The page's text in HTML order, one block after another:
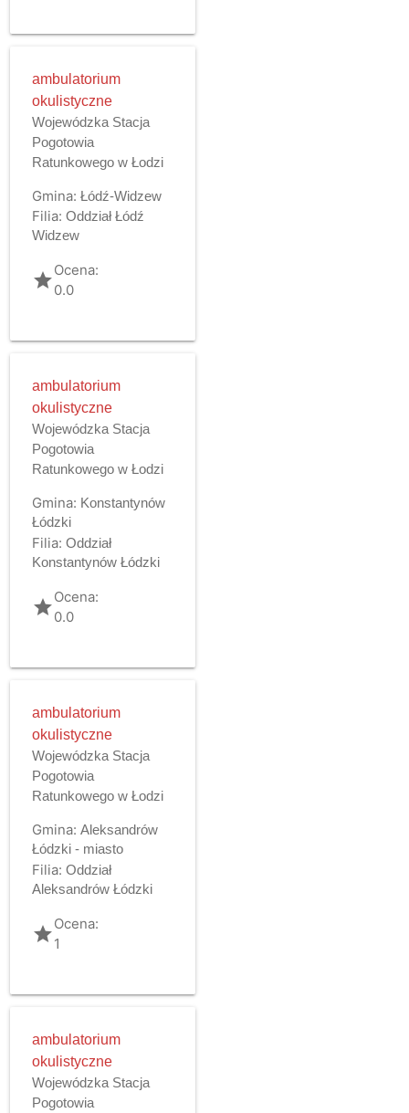
ambulatorium
okulistyczne
Wojewódzka Stacja
Pogotowia
Ratunkowego w Łodzi
Gmina: Łódź-Widzew
Filia: Oddział Łódź
Widzew
gradeOcena:
0.0
ambulatorium
okulistyczne
Wojewódzka Stacja
Pogotowia
Ratunkowego w Łodzi
Gmina: Konstantynów
Łódzki
Filia: Oddział
Konstantynów Łódzki
gradeOcena:
0.0
ambulatorium
okulistyczne
Wojewódzka Stacja
Pogotowia
Ratunkowego w Łodzi
Gmina: Aleksandrów
Łódzki - miasto
Filia: Oddział
Aleksandrów Łódzki
gradeOcena:
1
ambulatorium
okulistyczne
Wojewódzka Stacja
Pogotowia